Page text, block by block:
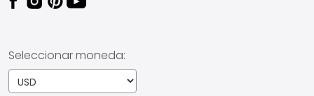
Seleccionar moneda: